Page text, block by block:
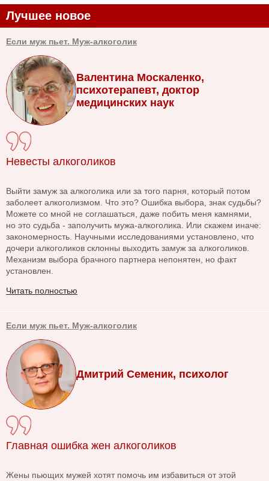
Лучшее новое
Если муж пьет. Муж-алкоголик
Валентина Москаленко,
психотерапевт, доктор
медицинских наук
Невесты алкоголиков
Выйти замуж за алкоголика или за того парня, который потом
заболеет алкоголизмом. Что это? Ошибка выбора, знак судьбы?
Можете со мной не соглашаться, даже побить меня камнями,
но это судьба - заполучить мужа-алкоголика. Или скажем иначе:
закономерность. Научными исследованиями установлено, что
дочери алкоголиков склонны выходить замуж за алкоголиков.
Механизм выбора брачного партнера непонятен, но факт
установлен.
Читать полностью
Если муж пьет. Муж-алкоголик
Дмитрий Семеник, психолог
Главная ошибка жен алкоголиков
Жены пьющих мужей хотят помочь им избавиться от этой